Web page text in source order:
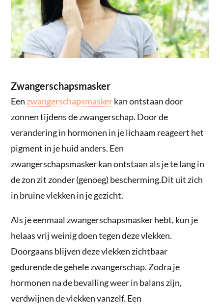
Zwangerschapsmasker
Een zwangerschapsmaskerkan ontstaan door
zonnen tijdens de zwangerschap. Door de
verandering in hormonen in je lichaam reageert het
pigment in je huid anders. Een
zwangerschapsmasker kan ontstaan als je te lang in
de zon zit zonder (genoeg) bescherming.Dit uit zich
in bruine vlekken in je gezicht.
Als je eenmaal zwangerschapsmasker hebt, kun je
helaas vrij weinig doen tegen deze vlekken.
Doorgaans blijven deze vlekken zichtbaar
gedurende de gehele zwangerschap. Zodra je
hormonen na de bevalling weer in balans zijn,
verdwijnen de vlekken vanzelf. Een